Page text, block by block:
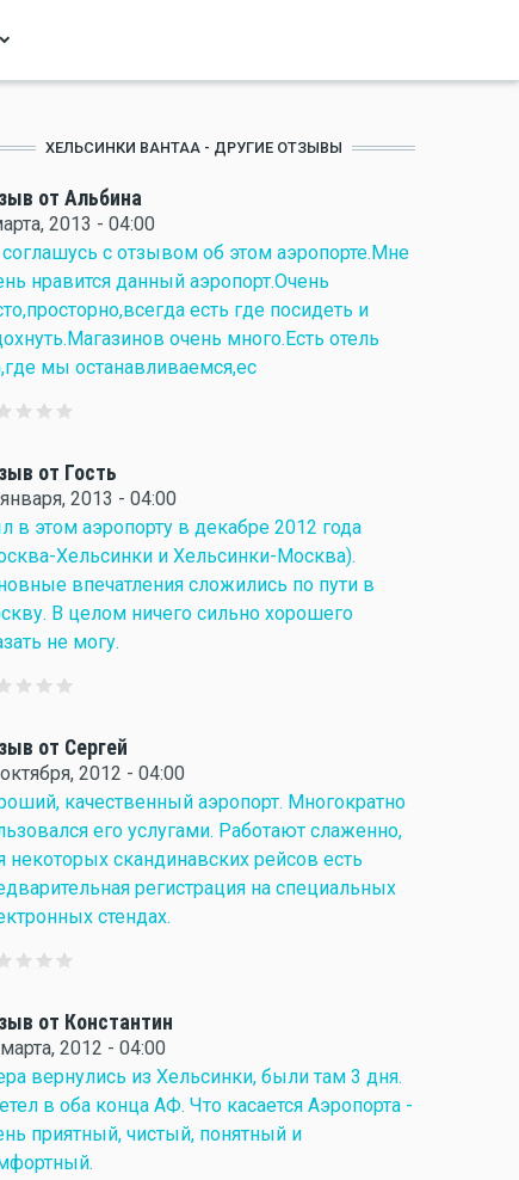
ХЕЛЬСИНКИ ВАНТАА - ДРУГИЕ ОТЗЫВЫ
от Альбина
2013 - 04:00
с отзывом об этом аэропорте.Мне
нравится данный аэропорт.Очень
есть где посидеть и
очень много.Есть отель
мы останавливаемся,ес
от Гость
2013 - 04:00
в этом аэропорту в декабре 2012 года
Хельсинки и Хельсинки-Москва).
впечатления сложились по пути в
В целом ничего сильно хорошего
не могу.
от Сергей
2012 - 04:00
качественный аэропорт. Многократно
его услугами. Работают слаженно,
некоторых скандинавских рейсов есть
регистрация на специальных
стендах.
от Константин
2012 - 04:00
вернулись из Хельсинки, были там 3 дня.
в оба конца АФ. Что касается Аэропорта -
приятный, чистый, понятный и